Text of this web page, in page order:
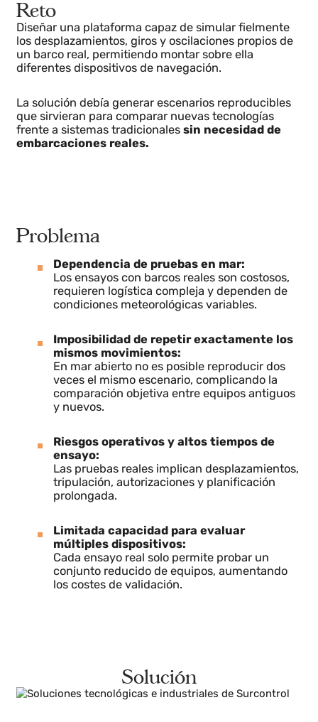
Reto
Diseñar una plataforma capaz de simular fielmente
un barco real, permitiendo montar sobre ella
diferentes dispositivos de navegación.
Problema
Los ensayos con barcos reales son costosos,
requieren logística compleja y dependen de
condiciones meteorológicas variables.
Imposibilidad de repetir exactamente los
En mar abierto no es posible reproducir dos
veces el mismo escenario, complicando la
comparación objetiva entre equipos antiguos
y nuevos.
ensayo:
Las pruebas reales implican desplazamientos,
tripulación, autorizaciones y planificación
prolongada.
los costes de validación.